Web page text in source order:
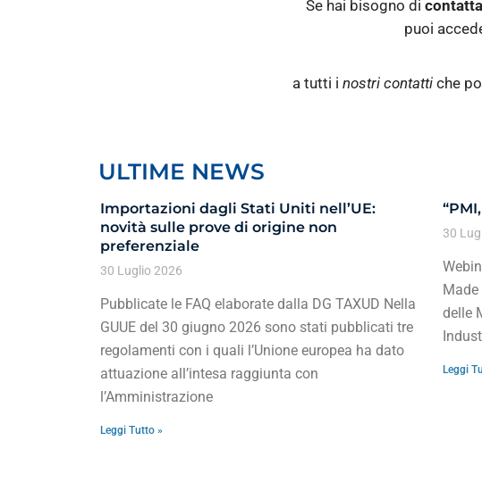
Se hai bisogno di
puoi
a tutti i nostri contatti che
ULTIME NEWS
Importazioni dagli Stati Uniti nell’UE:
novità sulle prove di origine non
preferenziale
30 Luglio 2026
Pubblicate le FAQ elaborate dalla DG TAXUD Nella
GUUE del 30 giugno 2026 sono stati pubblicati tre
regolamenti con i quali l’Unione europea ha dato
attuazione all’intesa raggiunta con
l’Amministrazione
Leggi Tutto »
30
Made
delle
Leggi